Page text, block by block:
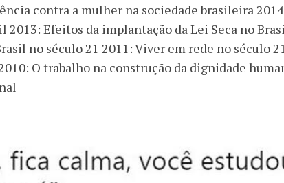
contra a mulher na sociedade brasileira
2013: Efeitos da implantação da Lei Seca no
no século 21 2011: Viver em rede no século
O trabalho na construção da dignidade